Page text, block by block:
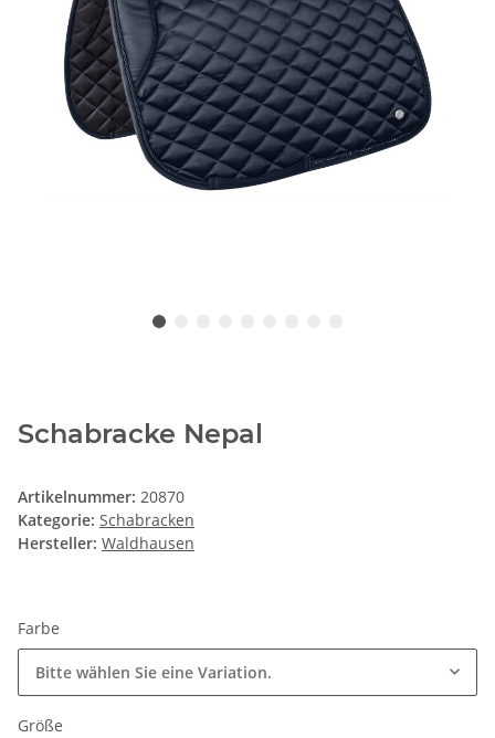
Schabracke Nepal
Artikelnummer: 20870
Kategorie: Schabracken
Hersteller: Waldhausen
Farbe
Bitte wählen Sie eine Variation.
Größe